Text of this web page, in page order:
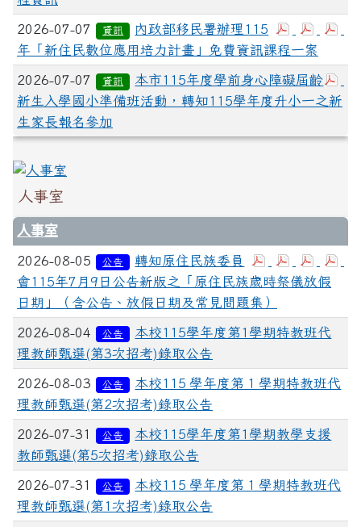
2026-07-07 資訊
內政部移民署辦理115
年「新住民數位應用培力計畫」免費資訊課程一案
2026-07-07 資訊
本市115年度學前身心障礙屆齡
新生入學國小準備班活動，轉知115學年度升小一之新
生家長報名參加
人事室
人事室
2026-08-05 公告
轉知原住民族委員
會115年7月9日公告新版之「原住民族歲時祭儀放假
日期」（含公告、放假日期及常見問題集）
2026-08-04 公告
本校115學年度第1學期特教班代
理教師甄選(第3次招考)錄取公告
2026-08-03 公告
本校115 學年度第 1 學期特教班代
理教師甄選(第2次招考)錄取公告
2026-07-31 公告
本校115學年度第1學期教學支援
教師甄選(第5次招考)錄取公告
2026-07-31 公告
本校115 學年度第 1 學期特教班代
理教師甄選(第1次招考)錄取公告